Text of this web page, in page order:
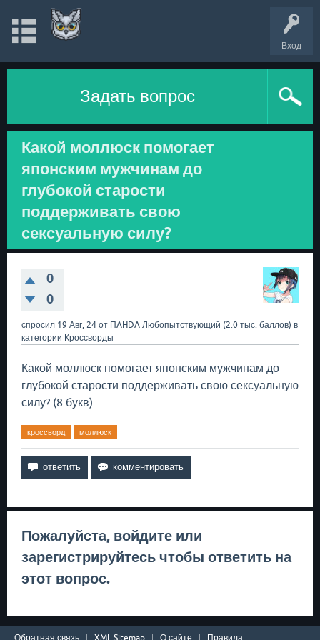
Вход
Задать вопрос
Какой моллюск помогает
японским мужчинам до
глубокой старости
поддерживать свою
сексуальную силу?
0
0
спросил 19 Авг, 24 от ПAHDA Любопытствующий (2.0 тыс. баллов) в
категории Кроссворды
Какой моллюск помогает японским мужчинам до
глубокой старости поддерживать свою сексуальную
силу? (8 букв)
кроссворд моллюск
Пожалуйста, войдите или
зарегистрируйтесь чтобы ответить на
этот вопрос.
Обратная связь XML Sitemap О сайте Правила